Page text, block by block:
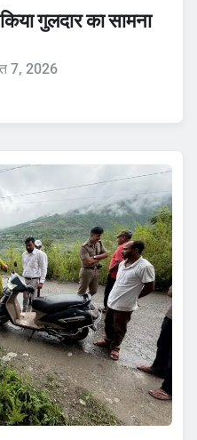
गुलदार का सामना
7, 2026